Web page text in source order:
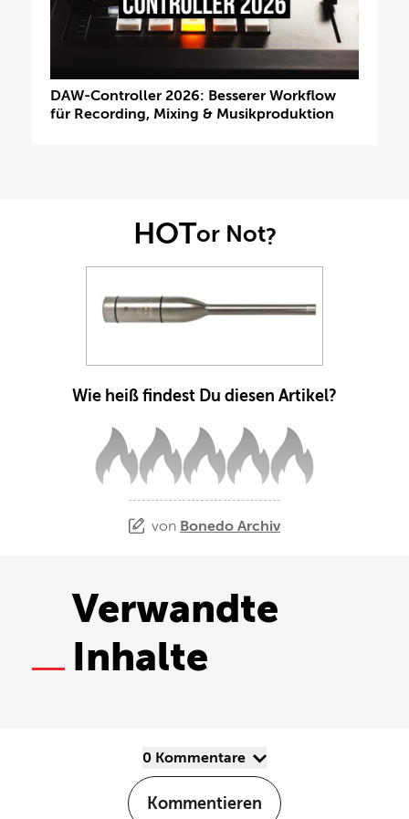
DAW-Controller 2026: Besserer Workflow
für Recording, Mixing & Musikproduktion
HOTor Not?
Wie heiß findest Du diesen Artikel?
von Bonedo Archiv
Verwandte
Inhalte
0 Kommentare
Kommentieren